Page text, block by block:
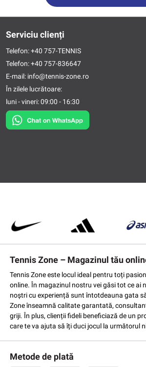
Serviciu clienți
Telefon:+40 757-TENNIS
Telefon:+40 757-836647
E-mail: info@tennis-zone.ro
În zilele lucrătoare:
luni - vineri: 09:00 - 16:30
Tennis Zone – Magazinul tău
Tennis Zone este locul ideal pentru toți
online. În magazinul nostru vei găsi tot ce ai
noștri cu experiență sunt întotdeauna gata
Zone înseamnă calitate garantată,
griji. În plus, clienții fideli beneficiază de un
care te va ajuta să îți duci jocul la următorul
Metode de plată